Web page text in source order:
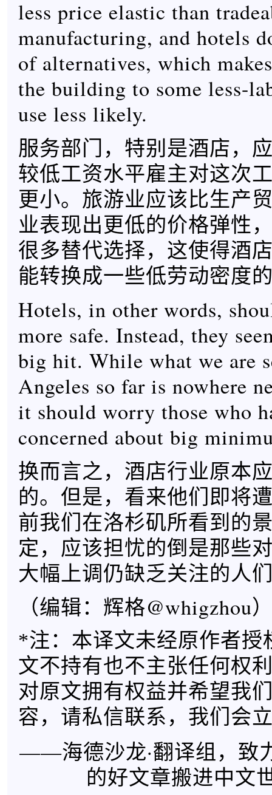
less price elastic than
manufacturing, and hotels
of alternatives, which
the building to some less-
use less likely.
服务部门，特别是酒店，
较低工资水平雇主对这次
更小。旅游业应该比生产
业表现出更低的价格弹性
很多替代选择，这使得酒
能转换成一些低劳动密度
Hotels, in other words,
more safe. Instead, they
big hit. While what we are
Angeles so far is nowhere
it should worry those who
concerned about big
换而言之，酒店行业原本
的。但是，看来他们即将
前我们在洛杉矶所看到的
定，应该担忧的倒是那些
大幅上调仍缺乏关注的人
（编辑：辉格@whigzhou
*注：本译文未经原作者授
文不持有也不主张任何权
对原文拥有权益并希望我
容，请私信联系，我们会
——海德沙龙·翻译组，致
的好文章搬进中